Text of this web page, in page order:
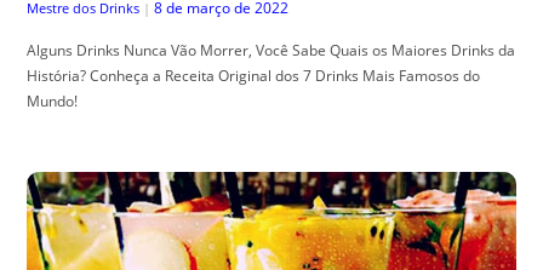
Mestre dos Drinks | 8 de março de 2022
Alguns Drinks Nunca Vão Morrer, Você Sabe Quais os Maiores Drinks da
História? Conheça a Receita Original dos 7 Drinks Mais Famosos do
Mundo!